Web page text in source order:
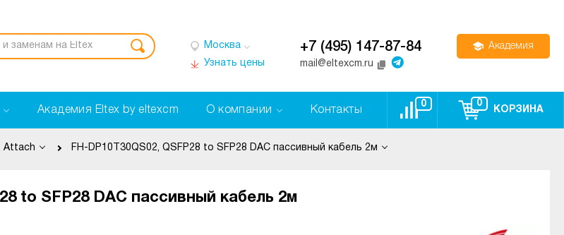
Москва
Узнать цены
+7 (495) 147-87-84
mail@eltexcm.ru
Академия
Академия Eltex by eltexcm О компании Контакты
0 0
КОРЗИНА
Attach FH-DP10T30QS02, QSFP28 to SFP28 DAC пассивный кабель 2м
to SFP28 DAC пассивный кабель 2м